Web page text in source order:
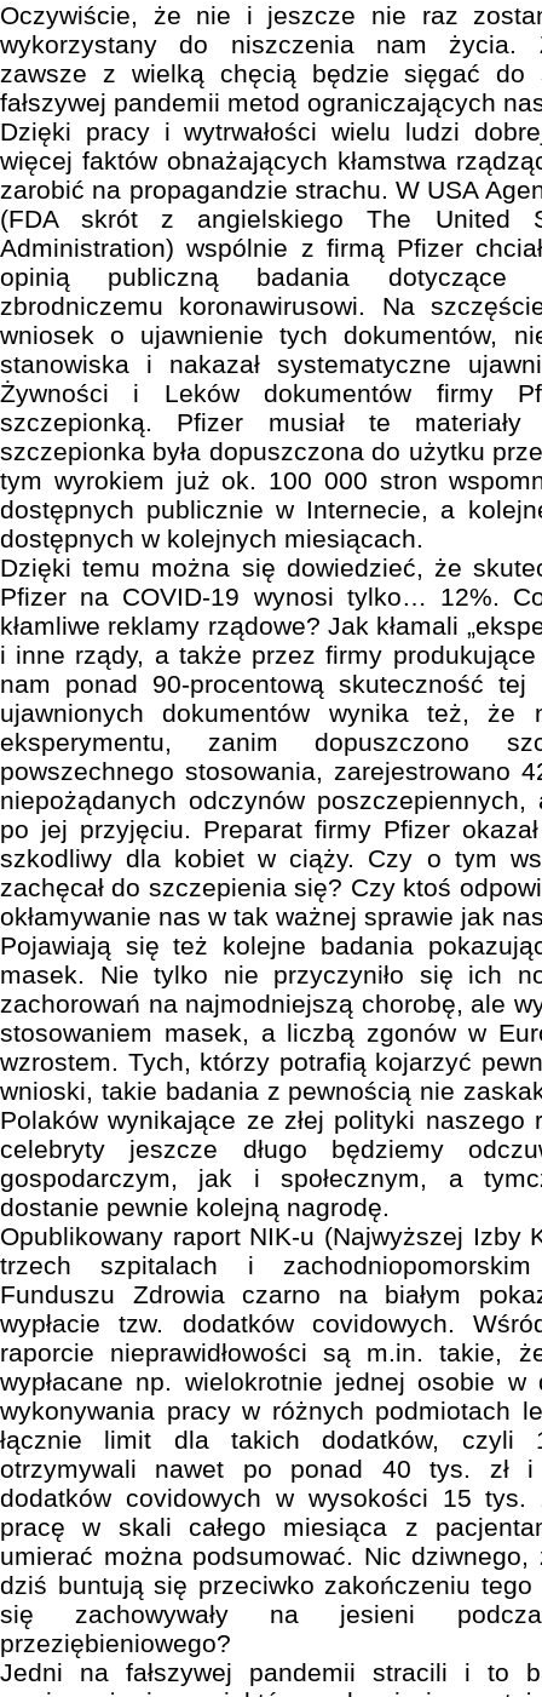
Oczywiście, że nie i jeszcze nie raz
wykorzystany do niszczenia nam życia.
zawsze z wielką chęcią będzie sięgać do
fałszywej pandemii metod ograniczających
Dzięki pracy i wytrwałości wielu ludzi
więcej faktów obnażających kłamstwa
zarobić na propagandzie strachu. W USA
(FDA skrót z angielskiego The United
Administration) wspólnie z firmą Pfizer
opinią publiczną badania dotyczące
zbrodniczemu koronawirusowi. Na
wniosek o ujawnienie tych dokumentów,
stanowiska i nakazał systematyczne
Żywności i Leków dokumentów firmy
szczepionką. Pfizer musiał te
szczepionka była dopuszczona do użytku
tym wyrokiem już ok. 100 000 stron
dostępnych publicznie w Internecie, a
dostępnych w kolejnych miesiącach.
Dzięki temu można się dowiedzieć, że
Pfizer na COVID-19 wynosi tylko… 12%.
kłamliwe reklamy rządowe? Jak kłamali
i inne rządy, a także przez firmy
nam ponad 90-procentową skuteczność
ujawnionych dokumentów wynika też, że
eksperymentu, zanim dopuszczono
powszechnego stosowania, zarejestrowano
niepożądanych odczynów
po jej przyjęciu. Preparat firmy Pfizer
szkodliwy dla kobiet w ciąży. Czy o tym
zachęcał do szczepienia się? Czy ktoś
okłamywanie nas w tak ważnej sprawie jak
Pojawiają się też kolejne badania
masek. Nie tylko nie przyczyniło się ich
zachorowań na najmodniejszą chorobę, ale
stosowaniem masek, a liczbą zgonów w
wzrostem. Tych, którzy potrafią kojarzyć
wnioski, takie badania z pewnością nie
Polaków wynikające ze złej polityki naszego
celebryty jeszcze długo będziemy
gospodarczym, jak i społecznym, a
dostanie pewnie kolejną nagrodę.
Opublikowany raport NIK-u (Najwyższej Izby
trzech szpitalach i
Funduszu Zdrowia czarno na białym
wypłacie tzw. dodatków covidowych.
raporcie nieprawidłowości są m.in. takie,
wypłacane np. wielokrotnie jednej osobie w
wykonywania pracy w różnych podmiotach
łącznie limit dla takich dodatków, czyli
otrzymywali nawet po ponad 40 tys. zł i
dodatków covidowych w wysokości 15 tys.
pracę w skali całego miesiąca z
umierać można podsumować. Nic
dziś buntują się przeciwko zakończeniu
się zachowywały na jesieni
przeziębieniowego?
Jedni na fałszywej pandemii stracili i to